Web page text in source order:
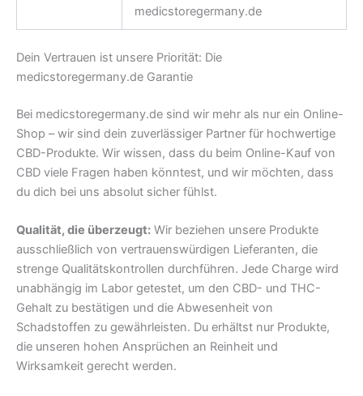
medicstoregermany.de
Dein Vertrauen ist unsere Priorität: Die
medicstoregermany.de Garantie
Bei medicstoregermany.de sind wir mehr als nur ein Online-
Shop – wir sind dein zuverlässiger Partner für hochwertige
CBD-Produkte. Wir wissen, dass du beim Online-Kauf von
CBD viele Fragen haben könntest, und wir möchten, dass
du dich bei uns absolut sicher fühlst.
Qualität, die überzeugt: Wir beziehen unsere Produkte
ausschließlich von vertrauenswürdigen Lieferanten, die
strenge Qualitätskontrollen durchführen. Jede Charge wird
unabhängig im Labor getestet, um den CBD- und THC-
Gehalt zu bestätigen und die Abwesenheit von
Schadstoffen zu gewährleisten. Du erhältst nur Produkte,
die unseren hohen Ansprüchen an Reinheit und
Wirksamkeit gerecht werden.